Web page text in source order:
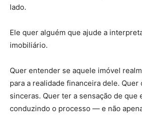
lado.
Ele quer alguém que ajude a
imobiliário.
Quer entender se aquele imóvel
para a realidade financeira dele.
sinceras. Quer ter a sensação de que
conduzindo o processo — e não